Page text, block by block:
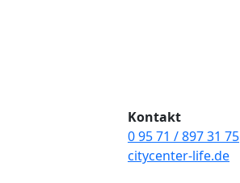
Kontakt
0 95 71 / 897 31 75
citycenter-life.de